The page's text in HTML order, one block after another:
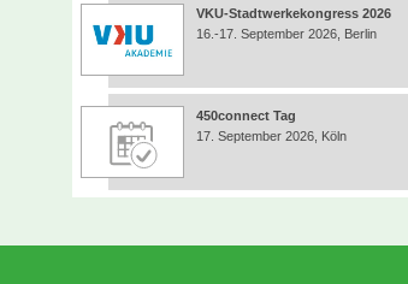
VKU-Stadtwerkekongress 2026
16.-17. September 2026, Berlin
450connect Tag
17. September 2026, Köln